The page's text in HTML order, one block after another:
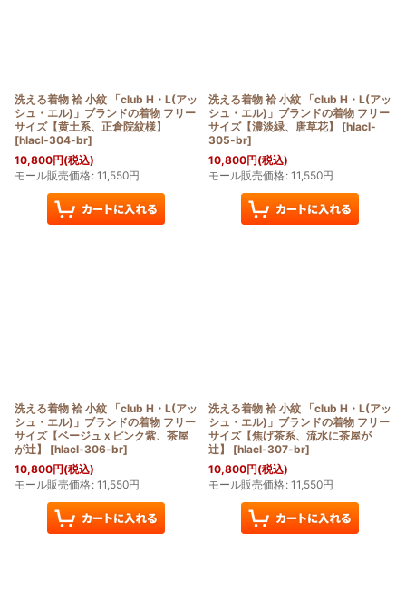
洗える着物 袷 小紋 「club H・L(アッ
シュ・エル)」ブランドの着物 フリー
サイズ【黄土系、正倉院紋様】
[hlacl-304-br]
10,800円(税込)
モール販売価格: 11,550円
洗える着物 袷 小紋 「club H・L(アッ
シュ・エル)」ブランドの着物 フリー
サイズ【濃淡緑、唐草花】
[hlacl-
305-br]
10,800円(税込)
モール販売価格: 11,550円
洗える着物 袷 小紋 「club H・L(アッ
シュ・エル)」ブランドの着物 フリー
サイズ【ベージュｘピンク紫、茶屋
が辻】
[hlacl-306-br]
10,800円(税込)
モール販売価格: 11,550円
洗える着物 袷 小紋 「club H・L(アッ
シュ・エル)」ブランドの着物 フリー
サイズ【焦げ茶系、流水に茶屋が
辻】
[hlacl-307-br]
10,800円(税込)
モール販売価格: 11,550円